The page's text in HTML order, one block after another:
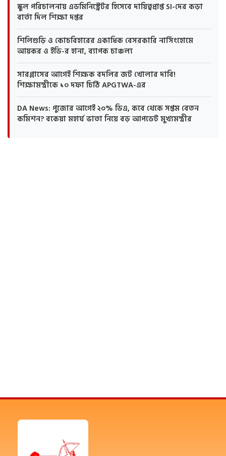
স্কুল পরিচালনায় এডমিনিস্ট্রেটর হিসেবে দায়িত্বপ্রাপ্ত SI-দের কড়া
বার্তা দিল শিক্ষা দপ্তর
শিলিগুড়ি ও কোচবিহারের একাধিক বেসরকারি নার্সিংহোমে
আয়কর ও ইডি-র হানা, ব্যাপক চাঞ্চল্য
সারপ্লাসের আগেই শিক্ষক বদলির জট খোলার দাবি!
শিক্ষামন্ত্রীকে ১০ দফা চিঠি APGTWA-এর
DA News: পুজোর আগেই ২০% ডিএ, কবে থেকে সপ্তম বেতন
কমিশন? বকেয়া মহার্ঘ ভাতা নিয়ে বড় আপডেট মুখ্যমন্ত্রীর